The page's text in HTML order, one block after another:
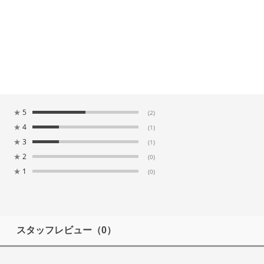
★ 5 (2)
★ 4 (1)
★ 3 (1)
★ 2 (0)
★ 1 (0)
スタッフレビュー（0）